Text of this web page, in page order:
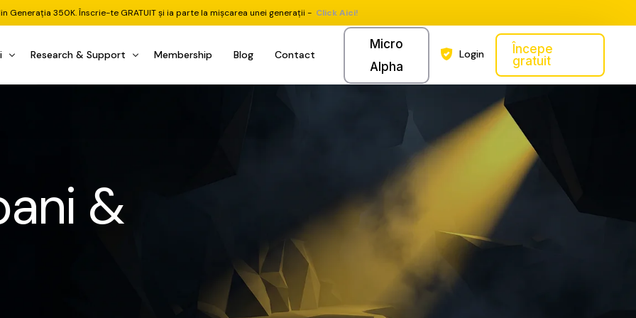
Generația 350K. Înscrie-te GRATUIT și ia parte la mișcarea unei generații - Click Aici!
(DGI & DCF)
Dive Stocks
Check
Research & Support
Comunitate Premium
Chat & Suport Mentor
Membership Blog Contact
Micro
Alpha
Login
Începe
gratuit
&